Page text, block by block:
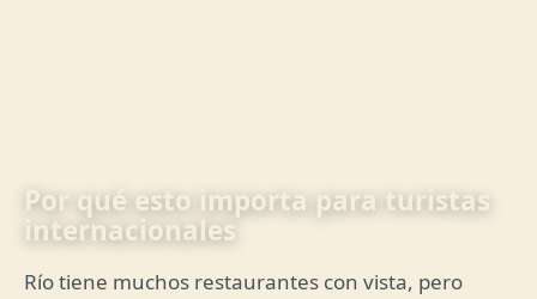
Por qué esto importa para turistas
internacionales
Río tiene muchos restaurantes con vista, pero